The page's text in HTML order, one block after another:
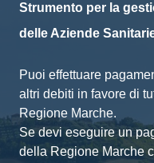
Strumento per la
delle Aziende
Puoi effettuare
altri debiti in favore di
Regione Marche.
Se devi eseguire un
della Regione Marche